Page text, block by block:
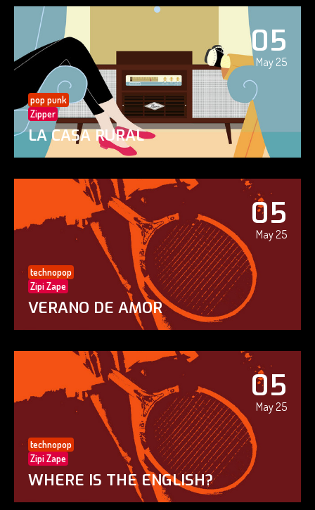
05
May 25
pop punk
Zipper
LA CASA RURAL
05
May 25
technopop
Zipi Zape
VERANO DE AMOR
05
May 25
technopop
Zipi Zape
WHERE IS THE ENGLISH?